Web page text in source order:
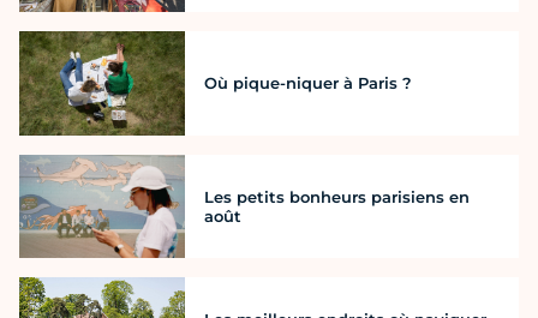
Où pique-niquer à Paris ?
Les petits bonheurs parisiens en
août